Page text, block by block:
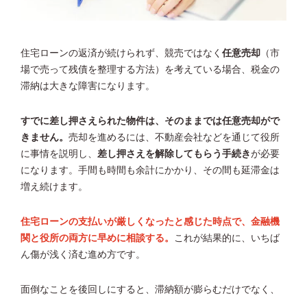
住宅ローンの返済が続けられず、競売ではなく 任意売却 （市
場で売って残債を整理する方法）を考えている場合、税金の
滞納は大きな障害になります。
すでに差し押さえられた物件は、そのままでは任意売却がで
きません。 売却を進めるには、不動産会社などを通じて役所
に事情を説明し、 差し押さえを解除してもらう手続きが必要
になります。手間も時間も余計にかかり、その間も延滞金は
増え続けます。
住宅ローンの支払いが厳しくなったと感じた時点で、金融機
関と役所の両方に早めに相談する。 これが結果的に、いちば
ん傷が浅く済む進め方です。
面倒なことを後回しにすると、滞納額が膨らむだけでなく、